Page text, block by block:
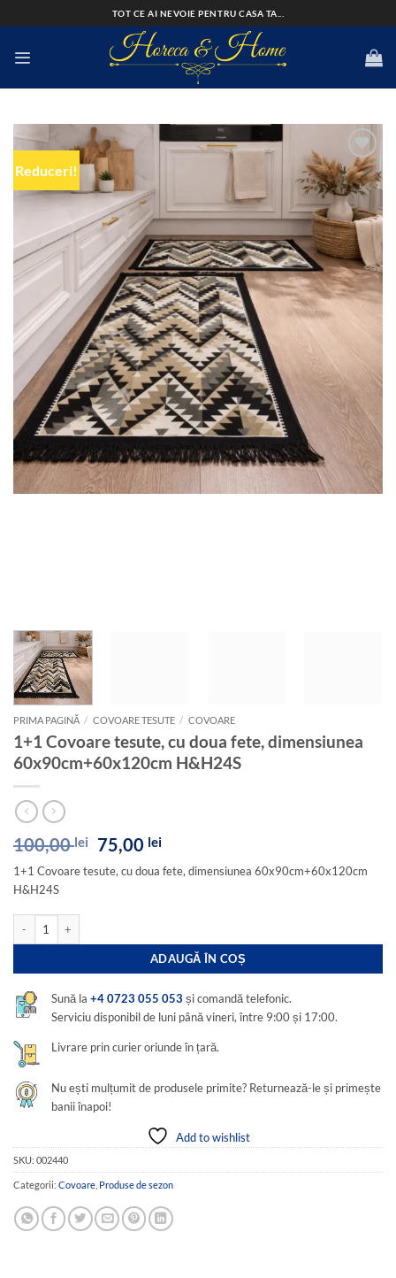
to
TOT CE AI NEVOIE PENTRU CASA TA...
Reduceri!
Add to
wishlist
PRIMA PAGINĂ / COVOARE TESUTE / COVOARE
1+1 Covoare tesute, cu doua fete, dimensiunea
60x90cm+60x120cm H&H24S
100,00lei
Prețul
inițial
a
75,00 leiPrețul
curent
este:
1+1 Covoare tesute, cu doua fete, dimensiunea 60x90cm+60x120cm
H&H24S
Cantitate 1+1 Covoare tesute, cu doua fete, dimensiunea 60x90cm+60x120cm
ADAUGĂ ÎN COȘ
Sună la+4 0723 055 053 și comandă telefonic.
Serviciu disponibil de luni până vineri, între 9:00 și 17:00.
Livrare prin curier oriunde în țară.
Nu ești mulțumit de produsele primite? Returnează-le și primește
banii înapoi!
Add to wishlist
SKU: 002440
Categorii: Covoare Produse de sezon